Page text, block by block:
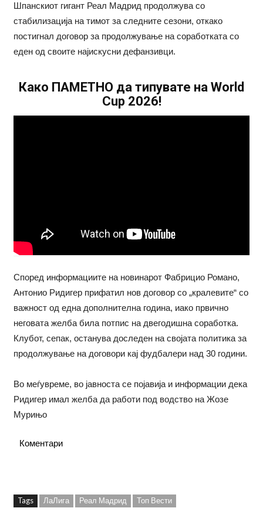
Шпанскиот гигант Реал Мадрид продолжува со
стабилизација на тимот за следните сезони, откако
постигнал договор за продолжување на соработката со
еден од своите најискусни дефанзивци.
Како ПАМЕТНО да типувате на World
Cup 2026!
Според информациите на новинарот Фабрицио Романо,
Антонио Ридигер прифатил нов договор со „кралевите“ со
важност од една дополнителна година, иако првично
неговата желба била потпис на двегодишна соработка.
Клубот, сепак, останува доследен на својата политика за
продолжување на договори кај фудбалери над 30 години.
Во меѓувреме, во јавноста се појавија и информации дека
Ридигер имал желба да работи под водство на Жозе
Мурињо
Коментари
Tags ЛаЛига Реал Мадрид Топ Вести